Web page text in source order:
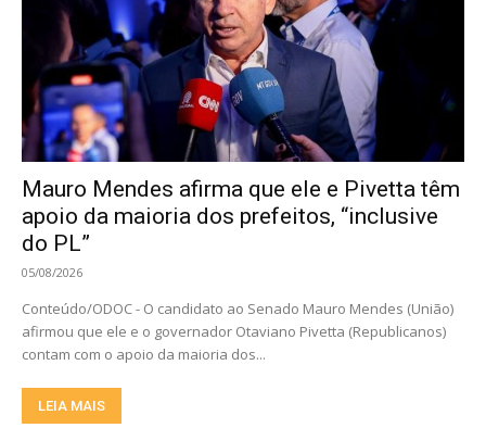
Mauro Mendes afirma que ele e Pivetta têm
apoio da maioria dos prefeitos, “inclusive
do PL”
05/08/2026
Conteúdo/ODOC - O candidato ao Senado Mauro Mendes (União)
afirmou que ele e o governador Otaviano Pivetta (Republicanos)
contam com o apoio da maioria dos...
LEIA MAIS